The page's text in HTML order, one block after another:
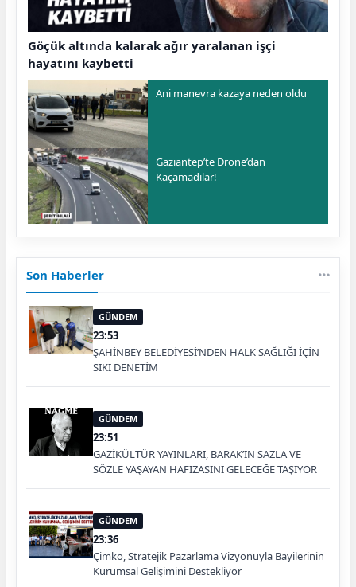
Göçük altında kalarak ağır yaralanan işçi
hayatını kaybetti
Ani manevra kazaya neden oldu
Gaziantep’te Drone’dan
Kaçamadılar!
Son Haberler
GÜNDEM
23:53
ŞAHİNBEY BELEDİYESİ’NDEN HALK SAĞLIĞI İÇİN
SIKI DENETİM
GÜNDEM
23:51
GAZİKÜLTÜR YAYINLARI, BARAK’IN SAZLA VE
SÖZLE YAŞAYAN HAFIZASINI GELECEĞE TAŞIYOR
GÜNDEM
23:36
Çimko, Stratejik Pazarlama Vizyonuyla Bayilerinin
Kurumsal Gelişimini Destekliyor